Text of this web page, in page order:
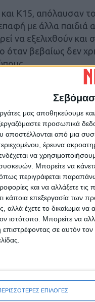
μας αποθηκεύουμε
προσωπικά
από μια
έρευνα
να
Μπορείτε να κάνετε
περιγράφεται
και να αλλάξετε τις
κάποια επεξεργασία των
αλλά έχετε το δικαίωμα να
ιστότοπο. Μπορείτε να
σε αυτόν
ΕΠΙΛΟΓΕΣ
Κ15, απόλαυσαν το
με άλλα παιδιά
να εξελιχθούν και
βεβαίως δεν
της περασμένης
των ακαδημιών
ποδόσφαιρο
ενώνει και
Αναγέννησης
Διοίκησης του
των νέων
και της
ΝΕΟΣ ΑΓΩΝ
της Καρδίτσας και